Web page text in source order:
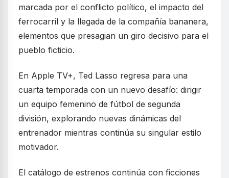
marcada por el conflicto político, el impacto del
ferrocarril y la llegada de la compañía bananera,
elementos que presagian un giro decisivo para el
pueblo ficticio.
En Apple TV+, Ted Lasso regresa para una
cuarta temporada con un nuevo desafío: dirigir
un equipo femenino de fútbol de segunda
división, explorando nuevas dinámicas del
entrenador mientras continúa su singular estilo
motivador.
El catálogo de estrenos continúa con ficciones